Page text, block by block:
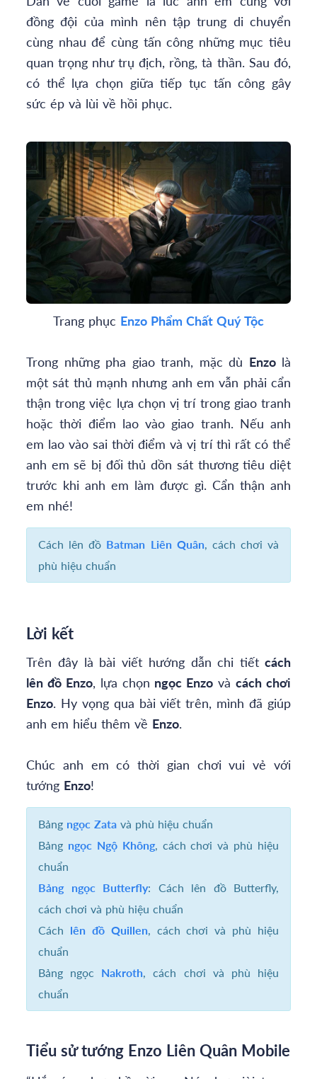
đồng đội của mình nên tập trung di chuyển
cùng nhau để cùng tấn công những mục tiêu
quan trọng như trụ địch, rồng, tà thần. Sau đó,
có thể lựa chọn giữa tiếp tục tấn công gây
sức ép và lùi về hồi phục.
Trang phục Enzo Phẩm Chất Quý Tộc
Trong những pha giao tranh, mặc dù Enzolà
một sát thủ mạnh nhưng anh em vẫn phải cẩn
thận trong việc lựa chọn vị trí trong giao tranh
hoặc thời điểm lao vào giao tranh. Nếu anh
em lao vào sai thời điểm và vị trí thì rất có thể
anh em sẽ bị đối thủ dồn sát thương tiêu diệt
trước khi anh em làm được gì. Cẩn thận anh
em nhé!
Cách lên đồ Batman Liên Quân, cách chơi và
phù hiệu chuẩn
Lời kết
Trên đây là bài viết hướng dẫn chi tiết cách
lên đồ Enzo, lựa chọn ngọc Enzo vàcách chơi
Enzo. Hy vọng qua bài viết trên, mình đã giúp
anh em hiểu thêm về Enzo.
Chúc anh em có thời gian chơi vui vẻ với
tướng Enzo!
Bảng ngọc Zata và phù hiệu chuẩn
Bảng ngọc Ngộ Không, cách chơi và phù hiệu
chuẩn
Bảng ngọc Butterfly: Cách lên đồ Butterfly,
cách chơi và phù hiệu chuẩn
Cách lên đồ Quillen, cách chơi và phù hiệu
chuẩn
Bảng ngọc Nakroth, cách chơi và phù hiệu
chuẩn
Tiểu sử tướng Enzo Liên Quân Mobile